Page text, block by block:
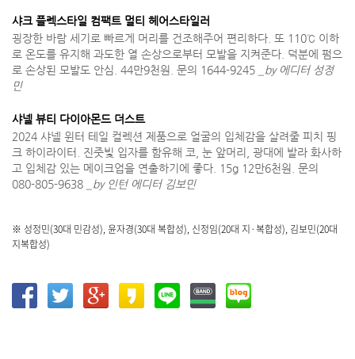
샤크 플렉스타일 컴팩트 멀티 헤어스타일러
굉장한 바람 세기로 빠르게 머리를 건조해주어 편리하다. 또 110℃ 이하
로 온도를 유지해 과도한 열 손상으로부터 모발을 지켜준다. 덕분에 펌으
로 손상된 모발도 안심. 44만9천원. 문의 1644-9245
_by 에디터 성정
민
샤넬 뷰티 다이아몬드 더스트
2024 샤넬 윈터 테일 컬렉션 제품으로 얼굴의 입체감을 살려줄 피치 핑
크 하이라이터. 진줏빛 입자를 함유해 코, 눈 앞머리, 광대에 발라 화사하
고 입체감 있는 메이크업을 연출하기에 좋다. 15g 12만6천원. 문의
080-805-9638
_by 인턴 에디터 김보민
※ 성정민(30대 민감성), 윤자경(30대 복합성), 신정임(20대 지·복합성), 김보민(20대
지복합성)